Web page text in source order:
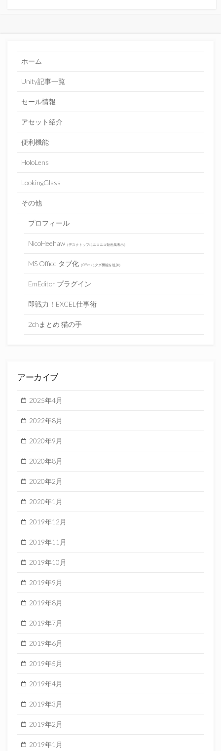
ホーム
Unity記事一覧
セール情報
アセット紹介
便利機能
HoloLens
LookingGlass
その他
プロフィール
NicoHeehaw（デスクトップにニコニコ動画風表示）
MS Office タブ化（Office にタグ機能を追加）
EmEditor プラグイン
即戦力！EXCEL仕事術
2chまとめ 猫の手
アーカイブ
2025年4月
2022年8月
2020年9月
2020年8月
2020年2月
2020年1月
2019年12月
2019年11月
2019年10月
2019年9月
2019年8月
2019年7月
2019年6月
2019年5月
2019年4月
2019年3月
2019年2月
2019年1月